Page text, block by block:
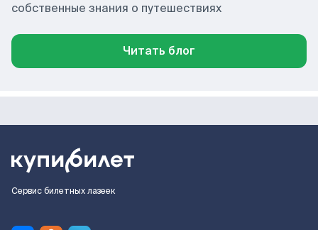
собственные знания о путешествиях
Читать блог
Сервис билетных лазеек